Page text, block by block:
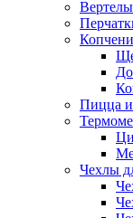
Вертелы
Пицца
Чехлы